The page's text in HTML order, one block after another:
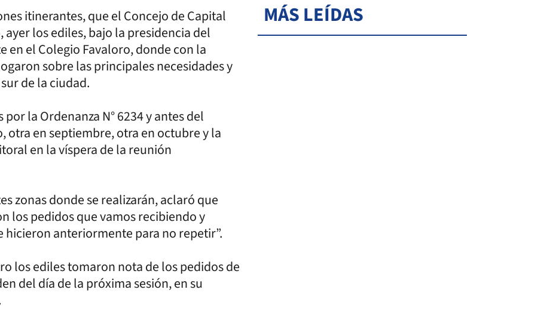
itinerantes, que el Concejo de Capital
los ediles, bajo la presidencia del
en el Colegio Favaloro, donde con la
sobre las principales necesidades y
de la ciudad.
la Ordenanza N° 6234 y antes del
otra en septiembre, otra en octubre y la
en la víspera de la reunión
zonas donde se realizarán, aclaró que
los pedidos que vamos recibiendo y
hicieron anteriormente para no repetir”.
los ediles tomaron nota de los pedidos de
del día de la próxima sesión, en su
MÁS LEÍDAS